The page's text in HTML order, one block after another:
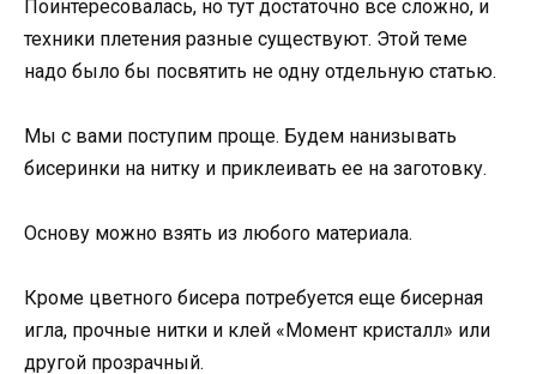
Поинтересовалась, но тут достаточно все сложно, и
техники плетения разные существуют. Этой теме
надо было бы посвятить не одну отдельную статью.
Мы с вами поступим проще. Будем нанизывать
бисеринки на нитку и приклеивать ее на заготовку.
Основу можно взять из любого материала.
Кроме цветного бисера потребуется еще бисерная
игла, прочные нитки и клей «Момент кристалл» или
другой прозрачный.